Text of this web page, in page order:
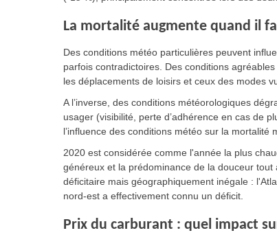
La mortalité augmente quand il
Des conditions météo particulières peuvent
parfois contradictoires. Des conditions
les déplacements de loisirs et ceux des modes
A l’inverse, des conditions météorologiques
usager (visibilité, perte d’adhérence en cas de
l’influence des conditions météo sur la
2020 est considérée comme l'année la plus
généreux et la prédominance de la douceur
déficitaire mais géographiquement inégale :
nord-est a effectivement connu un déficit.
Prix du carburant : quel impact